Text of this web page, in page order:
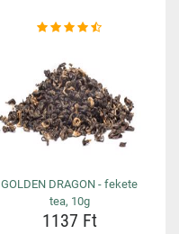
GOLDEN DRAGON - fekete
tea, 10g
1137 Ft